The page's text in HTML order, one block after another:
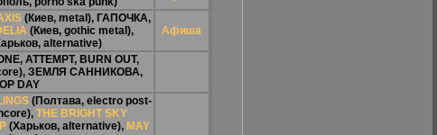
(Киев, metal), ГАПОЧКА,
(Киев, gothic metal),
alternative)
Афиша
, ATTEMPT, BURN OUT,
ЗЕМЛЯ САННИКОВА,
DAY
(Полтава, еlectro post-
THE BRIGHT SKY
(Харьков, alternative), MAY